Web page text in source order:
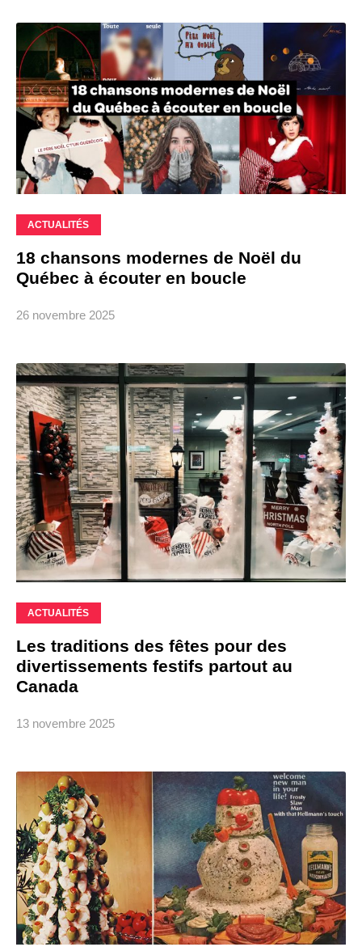
ACTUALITÉS
18 chansons modernes de Noël du
Québec à écouter en boucle
26 novembre 2025
ACTUALITÉS
Les traditions des fêtes pour des
divertissements festifs partout au
Canada
13 novembre 2025